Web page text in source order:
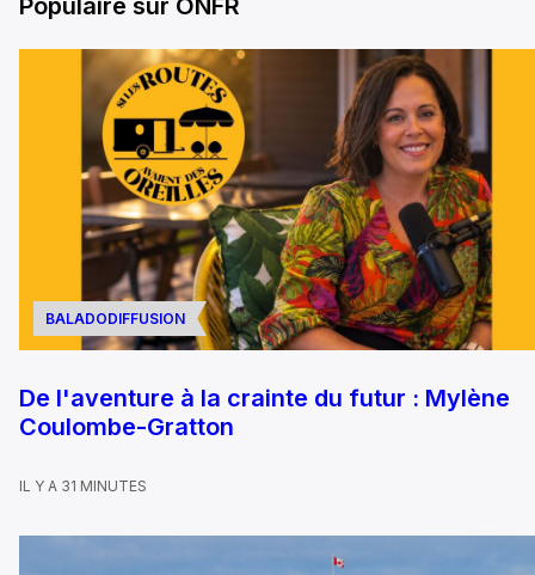
BALADODIFFUSION
De l'aventure à la crainte du futur : Mylène
Coulombe-Gratton
IL Y A 31 MINUTES